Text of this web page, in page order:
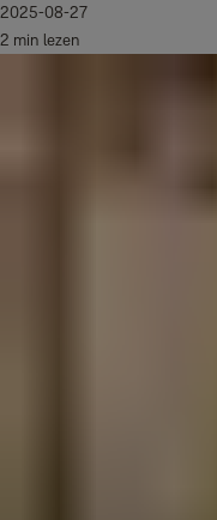
2025-08-27
2 min lezen